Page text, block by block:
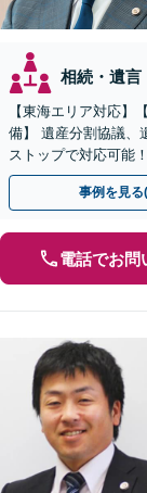
相続・遺言
【東海エリア対応】
備】 遺産分割協議、
ストップで対応可能
解決を目指します
事例を見る
電話でお問